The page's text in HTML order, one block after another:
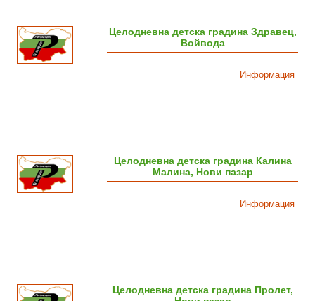
Целодневна детска градина Здравец,
Войвода
Информация
Целодневна детска градина Калина
Малина, Нови пазар
Информация
Целодневна детска градина Пролет,